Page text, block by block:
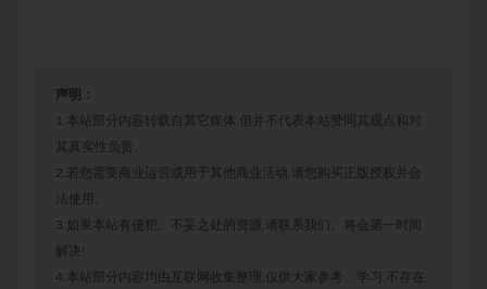
声明：
1.本站部分内容转载自其它媒体,但并不代表本站赞同其观点和对
其真实性负责。
2.若您需要商业运营或用于其他商业活动,请您购买正版授权并合
法使用。
3.如果本站有侵犯、不妥之处的资源,请联系我们。将会第一时间
解决!
4.本站部分内容均由互联网收集整理,仅供大家参考、学习,不存在